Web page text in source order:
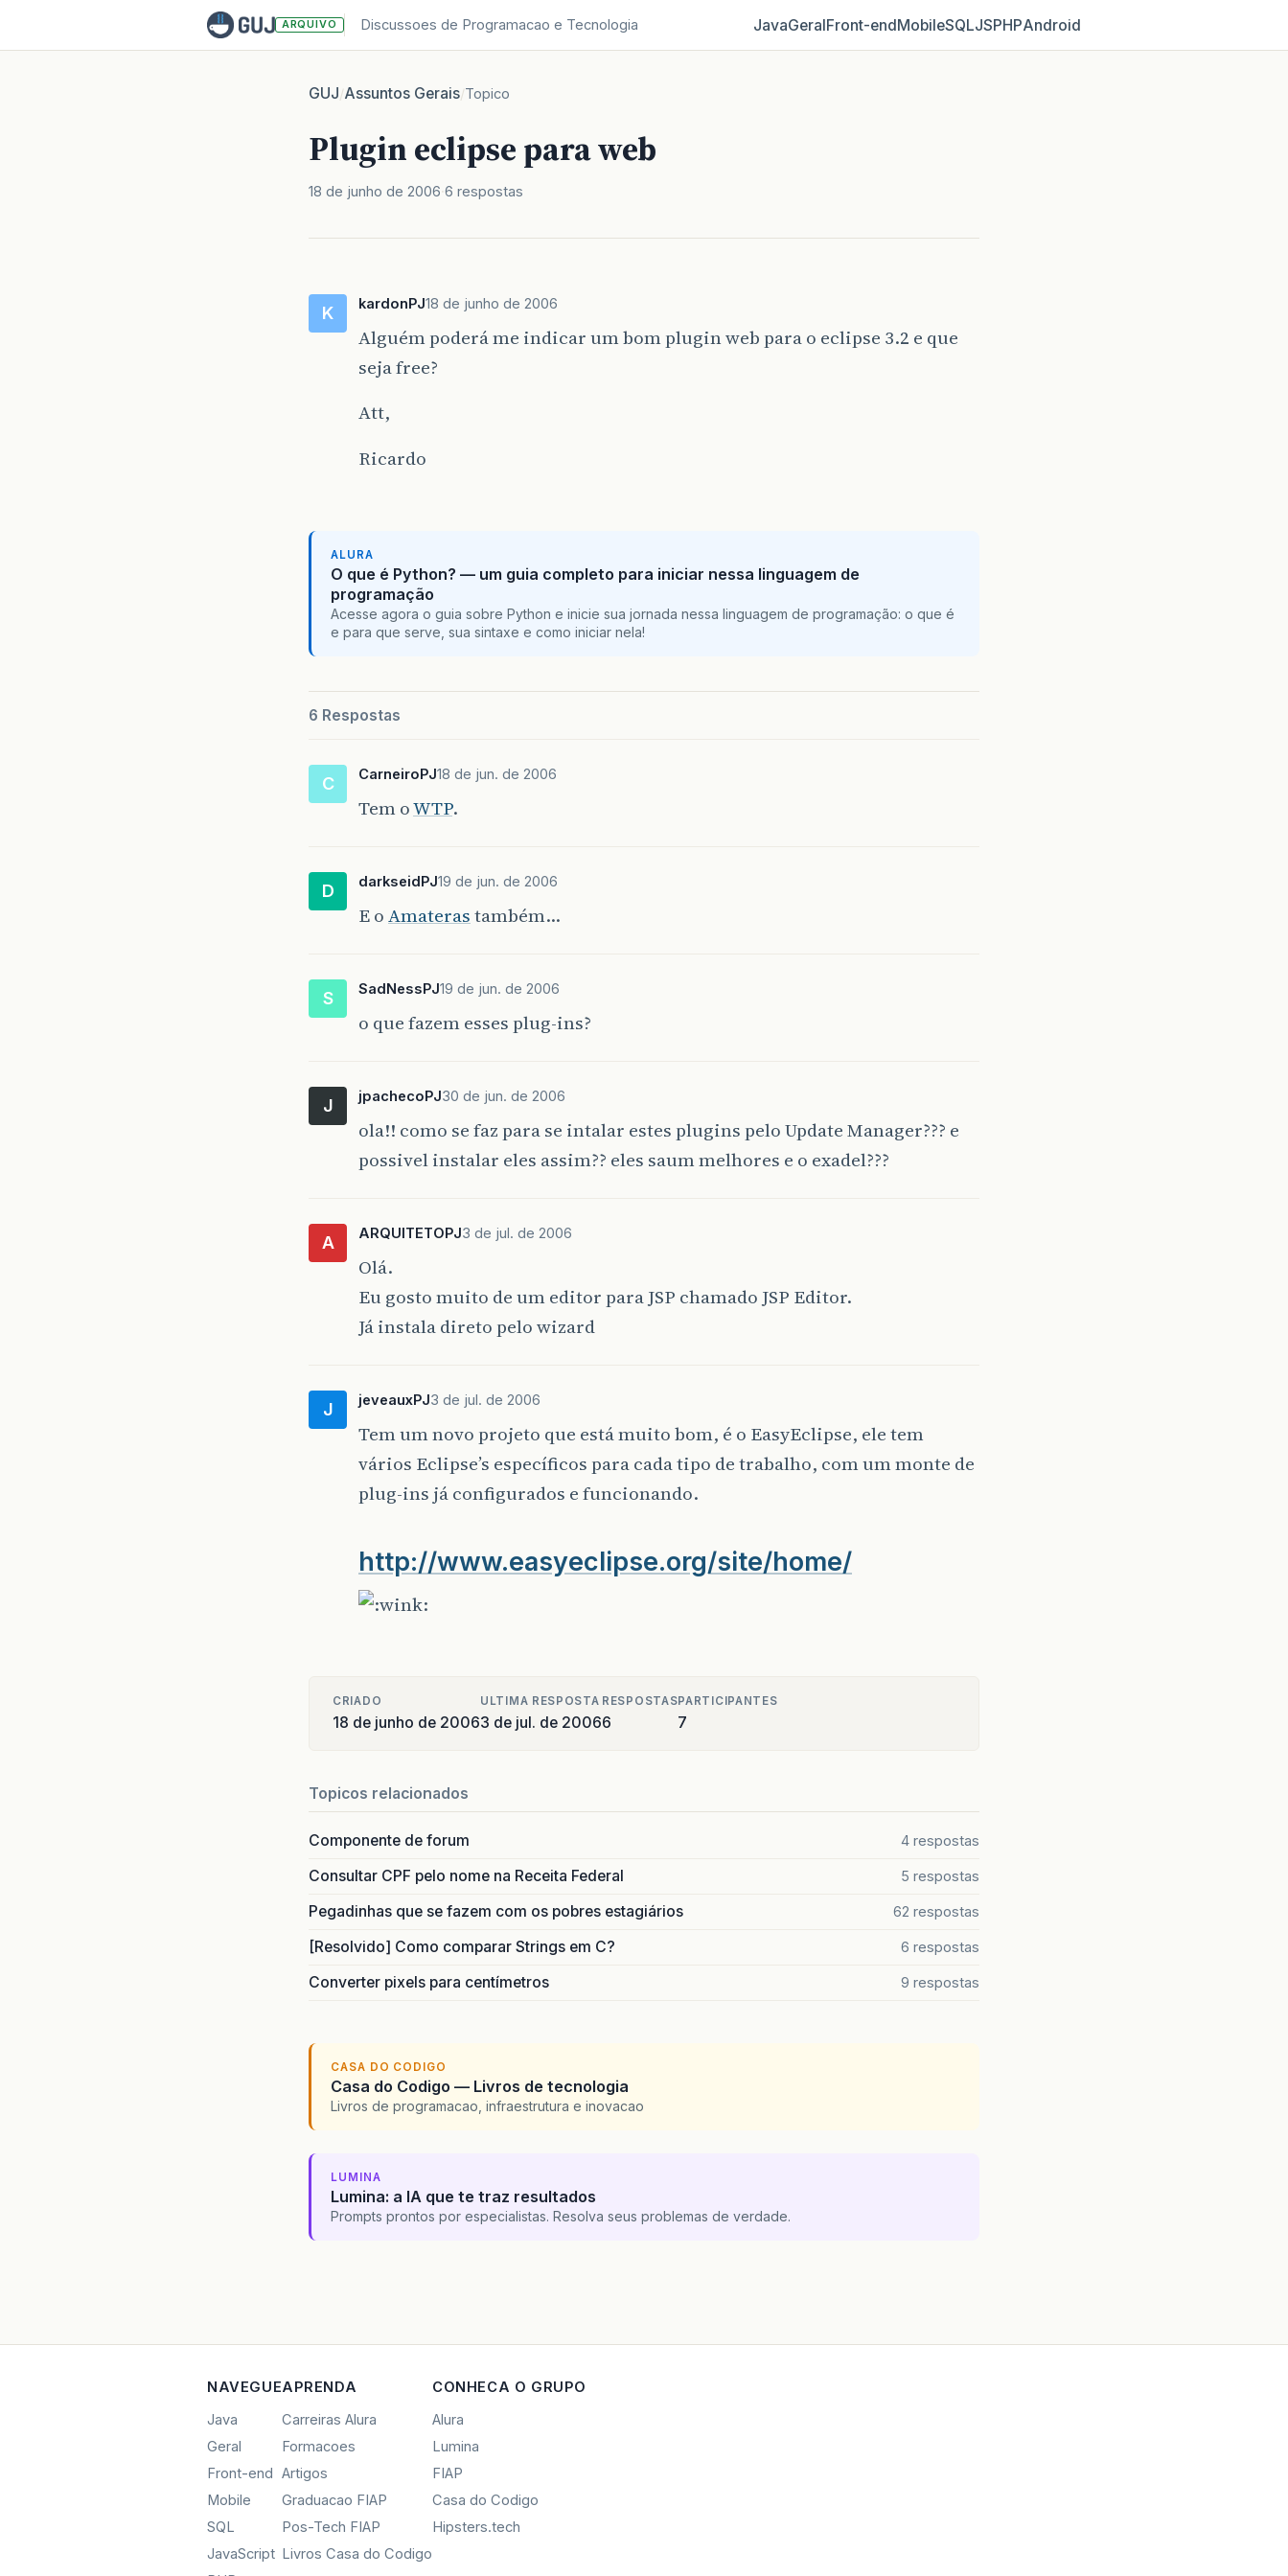
ARQUIVO Discussoes de Programacao e Tecnologia JavaGeralFront‑endMobileSQLJSPHPAndroid
GUJ/Assuntos Gerais/Topico
Plugin eclipse para web
18 de junho de 2006 6 respostas
K kardonPJ18 de junho de 2006
Alguém poderá me indicar um bom plugin web para o eclipse 3.2 e que
seja free?
Att,
Ricardo
ALURA
O que é Python? — um guia completo para iniciar nessa linguagem de
programação
Acesse agora o guia sobre Python e inicie sua jornada nessa linguagem de programação: o que é
e para que serve, sua sintaxe e como iniciar nela!
6 Respostas
C CarneiroPJ18 de jun. de 2006
Tem oWTP.
D darkseidPJ19 de jun. de 2006
E oAmaterastambém…
S SadNessPJ19 de jun. de 2006
o que fazem esses plug-ins?
J jpachecoPJ30 de jun. de 2006
ola!! como se faz para se intalar estes plugins pelo Update Manager??? e
possivel instalar eles assim?? eles saum melhores e o exadel???
A ARQUITETOPJ3 de jul. de 2006
Olá.
Eu gosto muito de um editor para JSP chamado JSP Editor.
Já instala direto pelo wizard
J jeveauxPJ3 de jul. de 2006
Tem um novo projeto que está muito bom, é o EasyEclipse, ele tem
vários Eclipse’s específicos para cada tipo de trabalho, com um monte de
plug-ins já configurados e funcionando.
http://www.easyeclipse.org/site/home/
CRIADO
18 de junho de 2006
ULTIMA RESPOSTA
3 de jul. de 2006
RESPOSTAS
6
PARTICIPANTES
7
Topicos relacionados
Componente de forum 4 respostas
Consultar CPF pelo nome na Receita Federal 5 respostas
Pegadinhas que se fazem com os pobres estagiários 62 respostas
[Resolvido] Como comparar Strings em C? 6 respostas
Converter pixels para centímetros 9 respostas
CASA DO CODIGO
Casa do Codigo — Livros de tecnologia
Livros de programacao, infraestrutura e inovacao
LUMINA
Lumina: a IA que te traz resultados
Prompts prontos por especialistas. Resolva seus problemas de verdade.
NAVEGUE
Java
Geral
Front-end
Mobile
SQL
JavaScript
APRENDA
Carreiras Alura
Formacoes
Artigos
Graduacao FIAP
Pos-Tech FIAP
Livros Casa do Codigo
CONHECA O GRUPO
Alura
Lumina
FIAP
Casa do Codigo
Hipsters.tech